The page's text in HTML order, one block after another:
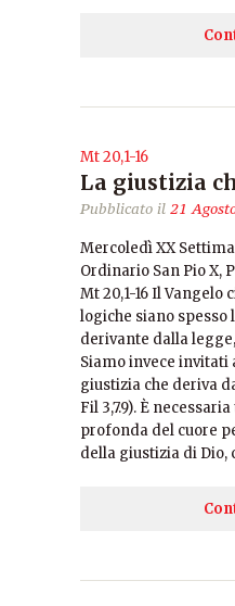
Mt 20,1-16
La giustizia
Pubblicato il 21
Mercoledì XX
Ordinario San Pio X,
Mt 20,1-16 Il Vangelo
logiche siano spesso
derivante dalla
Siamo invece invitati
giustizia che deriva
Fil 3,7.9). È
profonda del cuore
della giustizia di Dio,